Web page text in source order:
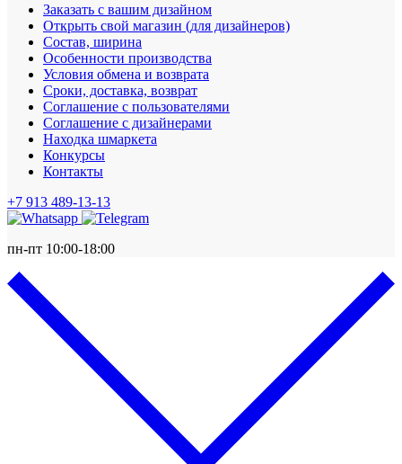
Заказать с вашим дизайном
Открыть свой магазин (для дизайнеров)
Cостав, ширина
Особенности производства
Условия обмена и возврата
Сроки, доставка, возврат
Соглашение с пользователями
Соглашение с дизайнерами
Находка шмаркета
Конкурсы
Контакты
+7 913 489-13-13
пн-пт 10:00-18:00